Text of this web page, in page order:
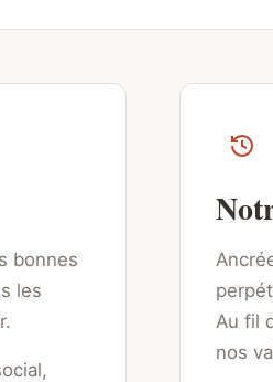
bonnes
les
Au fil
nos